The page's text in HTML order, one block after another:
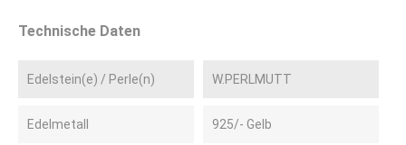
Technische Daten
Edelstein(e) / Perle(n) W.PERLMUTT
Edelmetall 925/- Gelb